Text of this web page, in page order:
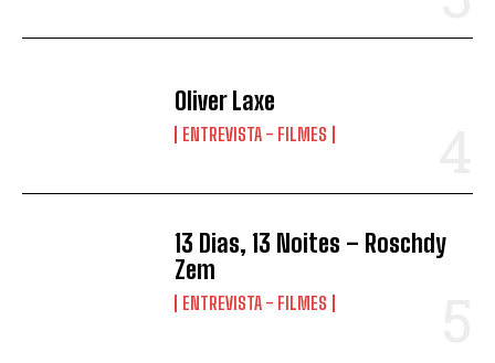
Oliver Laxe
ENTREVISTA - FILMES
13 Dias, 13 Noites – Roschdy
Zem
ENTREVISTA - FILMES